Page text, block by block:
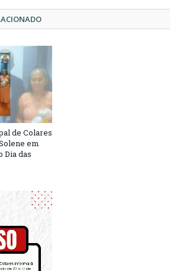
de Colares
em
Dia das